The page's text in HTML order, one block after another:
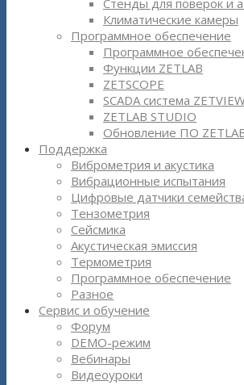
Стенды для поверок и
Климатические камеры
Программное обеспечение
Программное
Функции ZETLAB
ZETSCOPE
SCADA система
ZETLAB STUDIO
Обновление ПО
Поддержка
Виброметрия и акустика
Вибрационные испытания
Цифровые датчики
Тензометрия
Сейсмика
Акустическая эмиссия
Термометрия
Программное обеспечение
Разное
Сервис и обучение
Форум
DEMO-режим
Вебинары
Видеоуроки